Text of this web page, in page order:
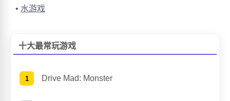
水游戏
十大最常玩游戏
Drive Mad: Monster